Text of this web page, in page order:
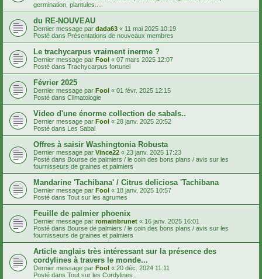
germination, plantules....
du RE-NOUVEAU
Dernier message par dada63 « 11 mai 2025 10:19
Posté dans Présentations de nouveaux membres
Le trachycarpus vraiment inerme ?
Dernier message par Fool « 07 mars 2025 12:07
Posté dans Trachycarpus fortunei
Février 2025
Dernier message par Fool « 01 févr. 2025 12:15
Posté dans Climatologie
Video d'une énorme collection de sabals..
Dernier message par Fool « 28 janv. 2025 20:52
Posté dans Les Sabal
Offres à saisir Washingtonia Robusta
Dernier message par Vince22 « 23 janv. 2025 17:23
Posté dans Bourse de palmiers / le coin des bons plans / avis sur les
fournisseurs de graines et palmiers
Mandarine 'Tachibana' / Citrus deliciosa 'Tachibana
Dernier message par Fool « 18 janv. 2025 10:57
Posté dans Tout sur les agrumes
Feuille de palmier phoenix
Dernier message par romainbrunet « 16 janv. 2025 16:01
Posté dans Bourse de palmiers / le coin des bons plans / avis sur les
fournisseurs de graines et palmiers
Article anglais très intéressant sur la présence des
cordylines à travers le monde...
Dernier message par Fool « 20 déc. 2024 11:11
Posté dans Tout sur les Cordylines